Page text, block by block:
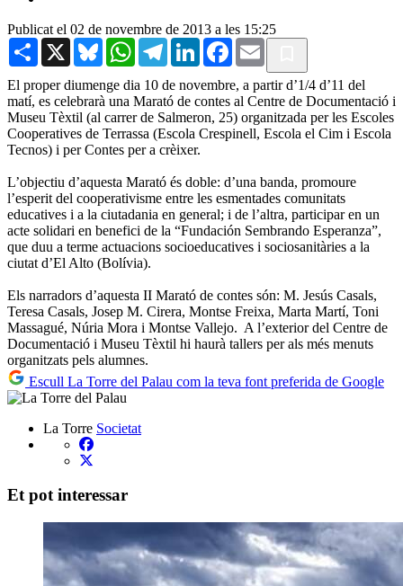
Publicat el 02 de novembre de 2013 a les 15:25
Share X BlueskyWhatsAppTelegramLinkedInFacebook
Email
El proper diumenge dia 10 de novembre, a partir d’1/4 d’11 del
matí, es celebrarà una Marató de contes al Centre de Documentació i
Museu Tèxtil (al carrer de Salmeron, 25) organitzada per les Escoles
Cooperatives de Terrassa (Escola Crespinell, Escola el Cim i Escola
Tecnos) i per Contes per a crèixer.
L’objectiu d’aquesta Marató és doble: d’una banda, promoure
l’esperit del cooperativisme entre les esmentades comunitats
educatives i a la ciutadania en general; i de l’altra, participar en un
acte solidari en benefici de la “Fundación Sembrando Esperanza”,
que duu a terme actuacions socioeducatives i sociosanitàries a la
ciutat d’El Alto (Bolívia).
Els narradors d’aquesta II Marató de contes són: M. Jesús Casals,
Teresa Casals, Josep M. Cirera, Montse Freixa, Marta Martí, Toni
Massagué, Núria Mora i Montse Vallejo. A l’exterior del Centre de
Documentació i Museu Tèxtil hi haurà tallers per als més menuts
organitzats pels alumnes.
Escull La Torre del Palau com la teva font preferida de Google
La Torre Societat
Et pot interessar